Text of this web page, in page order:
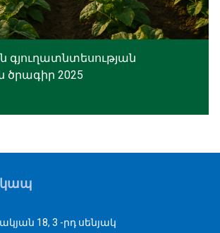
2025
18, 3 -րդ սենյակ